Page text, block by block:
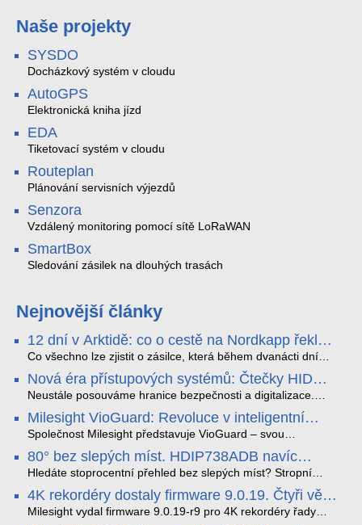
Naše projekty
SYSDO
Docházkový systém v cloudu
AutoGPS
Elektronická kniha jízd
EDA
Tiketovací systém v cloudu
Routeplan
Plánování servisních výjezdů
Senzora
Vzdálený monitoring pomocí sítě LoRaWAN
SmartBox
Sledování zásilek na dlouhých trasách
Nejnovější články
12 dní v Arktidě: co o cestě na Nordkapp řekla
data ze SMARTBOX 2 MAX
Co všechno lze zjistit o zásilce, která během dvanácti dní
projede Arktidou? SMARTBOX 2 MAX jsme vzali na trasu z
Tromsø přes Lofoty, Kirunu a finské Laponsko až na
Nordkapp. Bez jediného dobití, v mrazu až −13 °C a mimo
otřesy i náklon. Výsledkem není jen čára na mapě, ale
podrobný datový příběh celé cesty.
Nová éra přístupových systémů: Čtečky HID
Signo
Neustále posouváme hranice bezpečnosti a digitalizace.
v oblasti kontroly přístupu – moderní a vysoce univerzální
čtečky HID Signo.
Milesight VioGuard: Revoluce v inteligentní
detekci dopravních přestupků
Společnost Milesight představuje VioGuard – svou
dopravních přestupků. Tento systém, poháněný
sofistikovanými algoritmy umělé inteligence (AI), je navržen
tak, aby poskytoval komplexní nástroje pro vymáhání
dopravních předpisů, zvyšoval bezpečnost na silnicích a
optimalizoval plynulost dopravy v moderních městech.
80° bez slepých míst. HDIP738ADB navíc
streamuje na YouTube – bez PC.
Hledáte stoprocentní přehled bez slepých míst? Stropní
panoramatická kamera HDIP738ADB skládá obraz ze dvou
4MP senzorů SONY do jednoho čistého 180° záběru bez
zkreslení. K tomu přidává AI detekci osob a vozidel,
4K rekordéry dostaly firmware 9.0.19. Čtyři věci,
které musíte vědět.
Milesight vydal firmware 9.0.19-r9 pro 4K rekordéry řady